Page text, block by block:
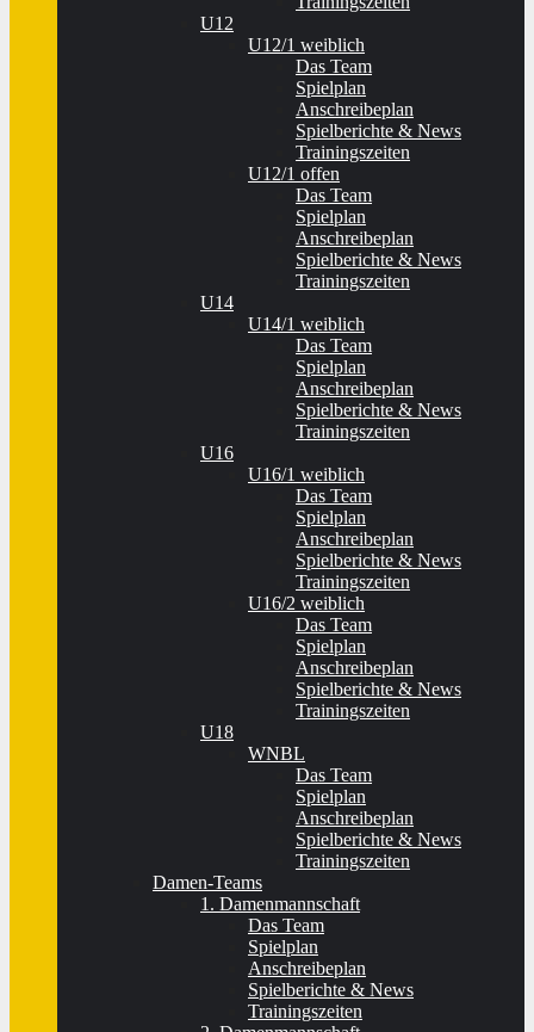
U12
U12/1 weiblich
Das Team
Spielplan
Anschreibeplan
Spielberichte & News
Trainingszeiten
U12/1 offen
Das Team
Spielplan
Anschreibeplan
Spielberichte & News
Trainingszeiten
U14
U14/1 weiblich
Das Team
Spielplan
Anschreibeplan
Spielberichte & News
Trainingszeiten
U16
U16/1 weiblich
Das Team
Spielplan
Anschreibeplan
Spielberichte & News
Trainingszeiten
U16/2 weiblich
Das Team
Spielplan
Anschreibeplan
Spielberichte & News
Trainingszeiten
U18
WNBL
Das Team
Spielplan
Anschreibeplan
Spielberichte & News
Trainingszeiten
Damen-Teams
1. Damenmannschaft
Das Team
Spielplan
Anschreibeplan
Spielberichte & News
Trainingszeiten